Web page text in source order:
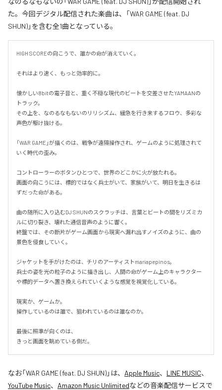
た。今回デジタル配信された楽曲は、「WAR GAME (feat. DJ
SHUN)」を含む全1曲となっている。
HIGH SCOREの向こうで、誰かの命が消えていく。
それはより速く、もっと効率的に。
懐かしい8bitの電子音と、重く不穏な現代のビートを交差させたYAMAANの
トラック。
その上を、なのるなもないのリリシズム、緩急を行き来するフロウ、多彩な
声色が駆け抜ける。
「WAR GAME」が描くのは、戦争が遠隔操作され、ゲームのように処理されて
いく時代の歪み。
コントローラーのボタンひとつで、世界のどこかに火が放たれる。
画面の向こうには、標的ではなく兵士がいて、家族がいて、明日を生きるは
ずだった命がある。
曲の随所に入り込むDJ SHUNのスクラッチは、言葉とビートの間をリズミカ
ルに切り裂き、壊れた通信音声のように響く。
終盤では、その断片がゲーム画面から現実へ漏れ出すノイズのように、曲の
景色を侵食していく。
ジャケットを手がけたのは、チリのアーティストmariapepinos。
兵士の姿を光の粒子のように描き出し、人間の命がゲーム上のキャラクター
や標的データへ置き換えられていくような感覚を視覚化している。
現実か、ゲームか。
操作しているのは誰で、狙われているのは誰なのか。
最後に照準が向くのは、
きっと画面を眺めている側だ。
なお「WAR GAME (feat. DJ SHUN)」は、 Apple Music、 LINE MUSIC、
YouTube Music、 Amazon Music Unlimitedなどの音楽配信サービスで